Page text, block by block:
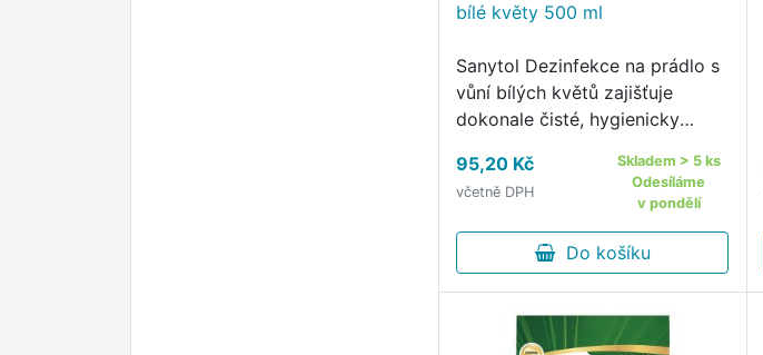
bílé květy 500 ml
Sanytol Dezinfekce na prádlo s
vůní bílých květů zajišťuje
dokonale čisté, hygienicky
95,20 Kč
včetně DPH
Skladem > 5 ks
Odesíláme
v pondělí
Do košíku